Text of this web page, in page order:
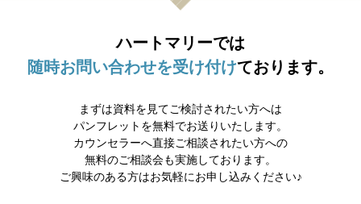
ハートマリーでは
随時お問い合わせを受け付けております。
まずは資料を見てご検討されたい方へは
パンフレットを無料でお送りいたします。
カウンセラーへ直接ご相談されたい方への
無料のご相談会も実施しております。
ご興味のある方はお気軽にお申し込みください♪